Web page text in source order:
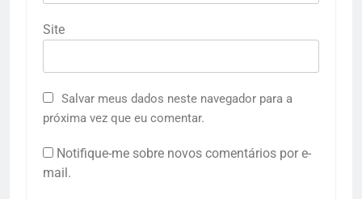
Site
Salvar meus dados neste navegador para a
próxima vez que eu comentar.
Notifique-me sobre novos comentários por e-
mail.